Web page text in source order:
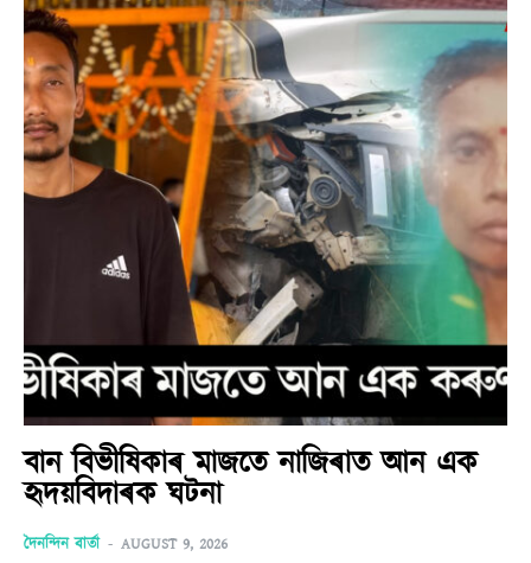
বান বিভীষিকাৰ মাজতে নাজিৰাত আন এক
হৃদয়বিদাৰক ঘটনা
দৈনন্দিন বাৰ্তা - AUGUST 9, 2026